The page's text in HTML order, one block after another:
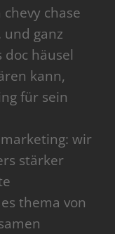
chase
und ganz
häusel
kann,
für sein
wir
stärker
thema von